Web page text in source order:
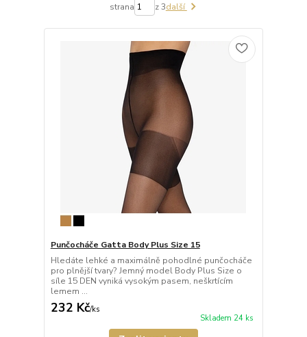
strana z 3další
Punčocháče Gatta Body Plus Size 15
Hledáte lehké a maximálně pohodlné punčocháče
pro plnější tvary? Jemný model Body Plus Size o
síle 15 DEN vyniká vysokým pasem, neškrtícím
lemem ...
232 Kč/ks
Skladem 24 ks